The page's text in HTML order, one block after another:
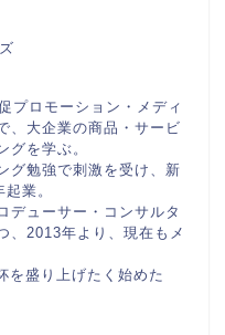
プロモーション・メディ
、大企業の商品・サービ
グを学ぶ。
グ勉強で刺激を受け、新
業。
デューサー・コンサルタ
、2013年より、現在もメ
を盛り上げたく始めた